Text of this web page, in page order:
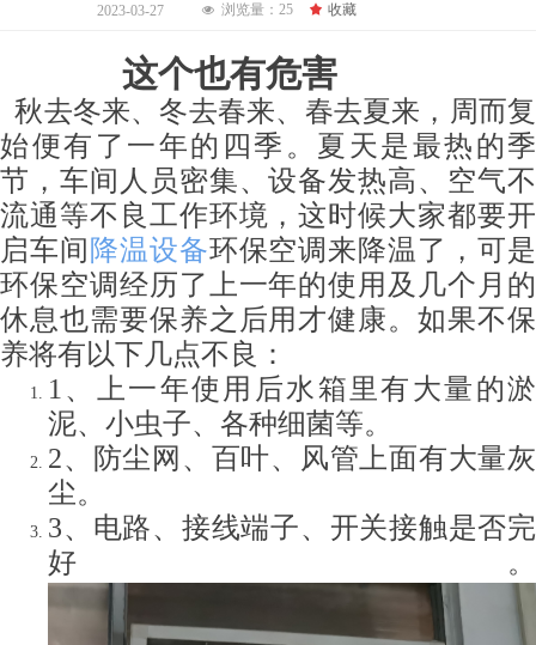
2023-03-27
这个也有危害
秋去冬来、冬去春来、春去夏来，周而复
始便有了一年的四季。夏天是最热的季
节，车间人员密集、设备发热高、空气不
流通等不良工作环境，这时候大家都要开
启车间 降温设备环保空调来降温了，可是
环保空调经历了上一年的使用及几个月的
休息也需要保养之后用才健康。如果不保
养将有以下几点不良：
1、上一年使用后水箱里有大量的淤
泥、小虫子、各种细菌等。
2、防尘网、百叶、风管上面有大量灰
尘。
3、电路、接线端子、开关接触是否完
好。
넶 浏览量： 25 끄 收藏